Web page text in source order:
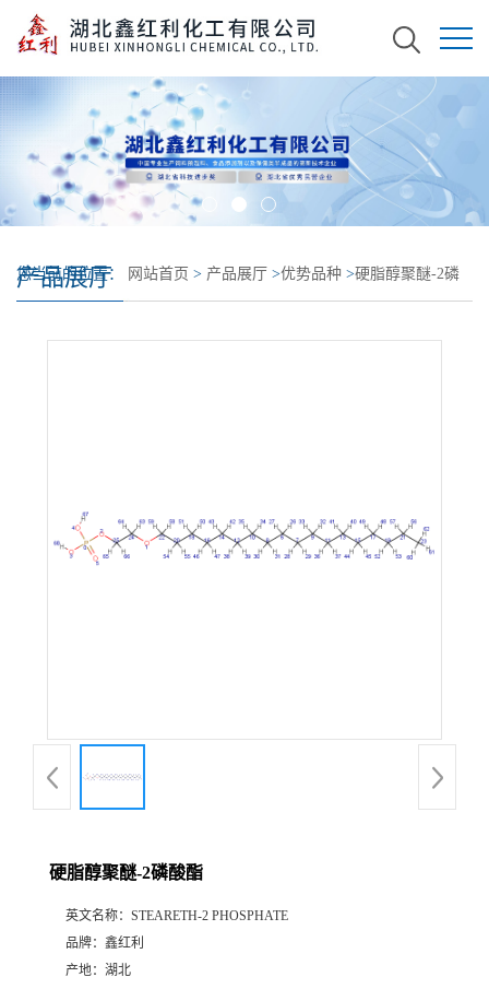
产品展厅
您当前的位置： 网站首页 > 产品展厅 >优势品种 >硬脂醇聚醚-2磷
硬脂醇聚醚-2磷酸酯
英文名称： STEARETH-2 PHOSPHATE
品牌： 鑫红利
产地： 湖北